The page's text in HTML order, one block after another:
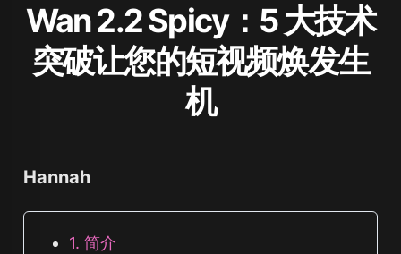
Wan 2.2 Spicy：5 大技术
突破让您的短视频焕发生
机
Hannah
1. 简介